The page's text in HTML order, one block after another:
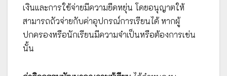
เงินและการใช้จ่ายมีความยืดหยุ่น โดยอนุญาตให้
สามารถถัวจ่ายกับค่าอุปกรณ์การเรียนได้ หากผู้
ปกครองหรือนักเรียนมีความจำเป็นหรือต้องการเช่น
นั้น